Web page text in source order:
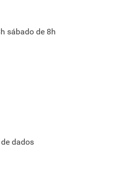
sábado de 8h
dados